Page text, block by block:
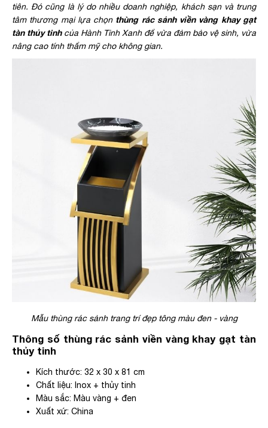
tiên. Đó cũng là lý do nhiều doanh nghiệp, khách sạn và trung
tâm thương mại lựa chọn thùng rác sảnh viền vàng khay gạt
tàn thủy tinhcủa Hành Tinh Xanh để vừa đảm bảo vệ sinh, vừa
nâng cao tính thẩm mỹ cho không gian.
Mẫu thùng rác sảnh trang trí đẹp tông màu đen - vàng
Thông số thùng rác sảnh viền vàng khay gạt tàn
thủy tinh
Kích thước: 32 x 30 x 81 cm
Chất liệu: Inox + thủy tinh
Màu sắc: Màu vàng + đen
Xuất xứ: China